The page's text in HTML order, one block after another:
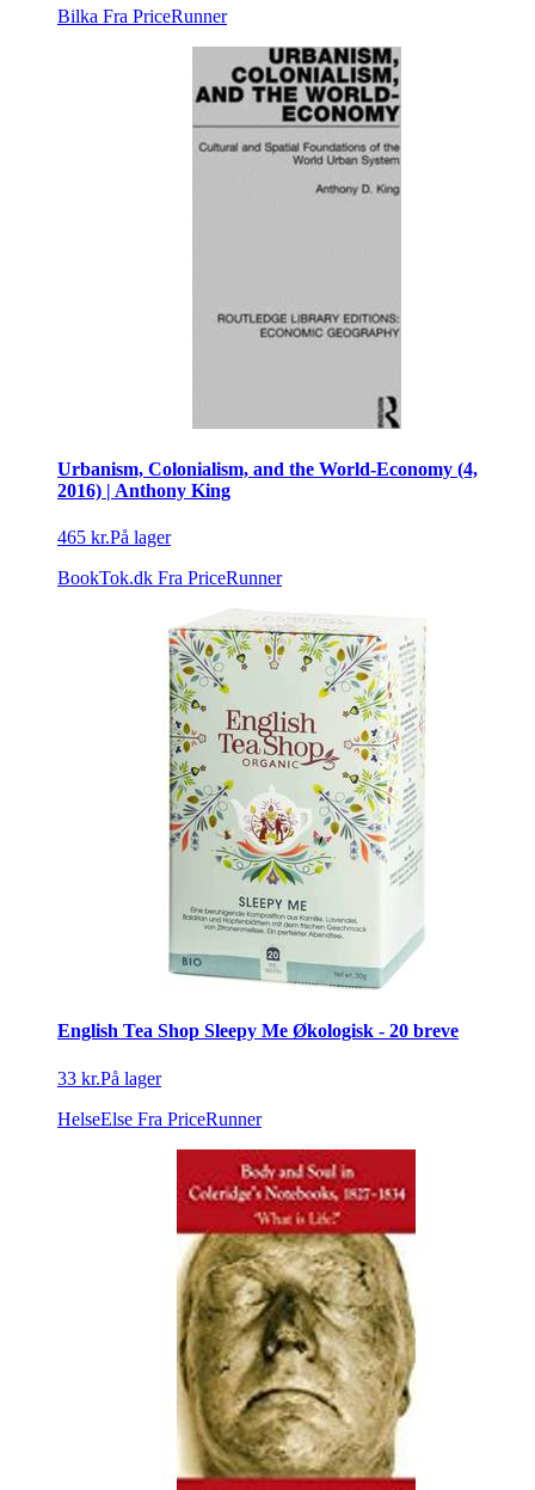
Bilka Fra PriceRunner
Urbanism, Colonialism, and the World-Economy (4,
2016) | Anthony King
465 kr.På lager
BookTok.dk Fra PriceRunner
English Tea Shop Sleepy Me Økologisk - 20 breve
33 kr.På lager
HelseElse Fra PriceRunner